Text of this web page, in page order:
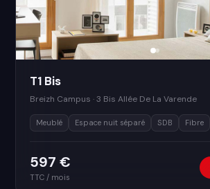
T1 Bis
Breizh Campus · 3 Bis Allée De La Varende
Meublé Espace nuit séparé SDB Fibre
597 €
TTC / mois